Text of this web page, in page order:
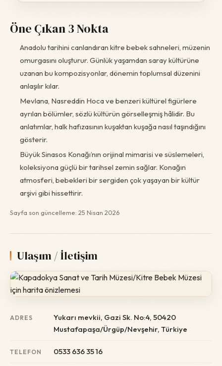
Öne Çıkan 3 Nokta
Anadolu tarihini canlandıran kitre bebek sahneleri, müzenin
omurgasını oluşturur. Günlük yaşamdan saray kültürüne
uzanan bu kompozisyonlar, dönemin toplumsal düzenini
anlaşılır kılar.
Mevlana, Nasreddin Hoca ve benzeri kültürel figürlere
ayrılan bölümler, sözlü kültürün görselleşmiş hâlidir. Bu
anlatımlar, halk hafızasının kuşaktan kuşağa nasıl taşındığını
gösterir.
Büyük Sinasos Konağı’nın orijinal mimarisi ve süslemeleri,
koleksiyona güçlü bir tarihsel zemin sağlar. Konağın
atmosferi, bebekleri bir sergiden çok yaşayan bir kültür
arşivi gibi hissettirir.
Sayfa son güncelleme: 25 Nisan 2026
Ulaşım / İletişim
ADRES
Yukarı mevkii, Gazi Sk. No:4, 50420
Mustafapaşa/Ürgüp/Nevşehir, Türkiye
TELEFON 0533 636 35 16